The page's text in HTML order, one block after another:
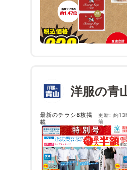
洋服の青
最新のチラシ8枚掲
載
更新: 約13
前